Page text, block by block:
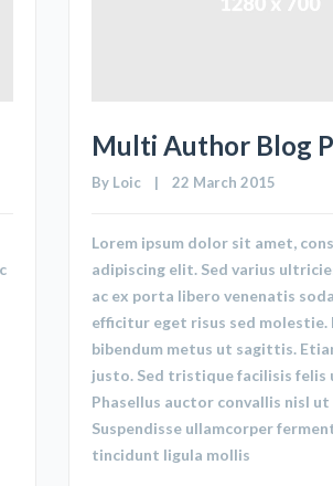
Multi Author Blog
By Loic
    |    22 March 2015
Lorem ipsum dolor sit amet,
adipiscing elit. Sed varius
ac ex porta libero venenatis
efficitur eget risus sed molestie.
bibendum metus ut sagittis.
justo. Sed tristique facilisis
Phasellus auctor convallis nisl ut
Suspendisse ullamcorper
tincidunt ligula mollis